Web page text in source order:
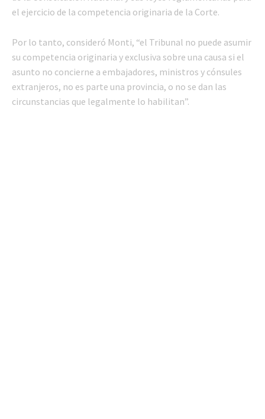
el ejercicio de la competencia originaria de la Corte.
Por lo tanto, consideró Monti, “el Tribunal no puede asumir
su competencia originaria y exclusiva sobre una causa si el
asunto no concierne a embajadores, ministros y cónsules
extranjeros, no es parte una provincia, o no se dan las
circunstancias que legalmente lo habilitan”.